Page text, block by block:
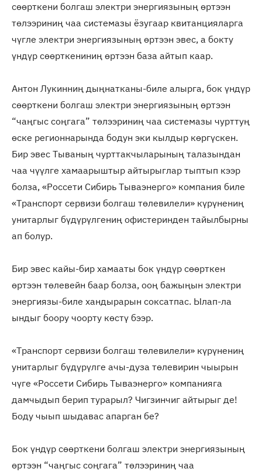
сөөрткени болгаш электри энергиязының өртээн
төлээриниң чаа системазы ёзугаар квитанцияларга
чүгле электри энергиязының өртээн эвес, а бокту
үндүр сөөрткениниң өртээн база айтып каар.
Антон Лукинниң дыңнатканы-биле алырга, бок үндүр
сөөрткени болгаш электри энергиязының өртээн
“чаңгыс соңгага” төлээриниң чаа системазы чурттуң
өске регионнарында бодун эки кылдыр көргүскен.
Бир эвес Тываның чурттакчыларының талазындан
чаа чүүлге хамаарыштыр айтырыглар тыптып кээр
болза, «Россети Сибирь Тываэнерго» компания биле
«Транспорт сервизи болгаш төлевилели» күрүнениң
унитарлыг бүдүрүлгениң офистеринден тайылбырны
ап болур.
Бир эвес кайы-бир хамааты бок үндүр сөөрткен
өртээн төлевейн баар болза, ооң бажыңын электри
энергиязы-биле хандырарын соксатпас. Ылап-ла
ындыг боору чоорту көстү бээр.
«Транспорт сервизи болгаш төлевилели» күрүнениң
унитарлыг бүдүрүлге ачы-дуза төлевирин чыырын
чүге «Россети Сибирь Тываэнерго» компанияга
дамчыдып берип турарыл? Чигзинчиг айтырыг де!
Боду чыып шыдавас апарган бе?
Бок үндүр сөөрткени болгаш электри энергиязының
өртээн “чаңгыс соңгага” төлээриниң чаа